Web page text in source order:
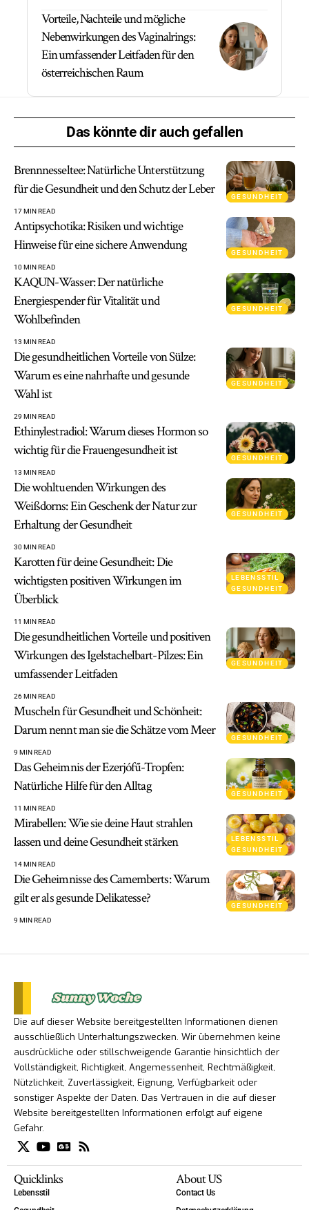
Vorteile, Nachteile und mögliche
Nebenwirkungen des Vaginalrings:
Ein umfassender Leitfaden für den
österreichischen Raum
Das könnte dir auch gefallen
GESUNDHEIT
Brennnesseltee: Natürliche Unterstützung
für die Gesundheit und den Schutz der Leber
17 MIN READ
GESUNDHEIT
Antipsychotika: Risiken und wichtige
Hinweise für eine sichere Anwendung
10 MIN READ
GESUNDHEIT
KAQUN-Wasser: Der natürliche
Energiespender für Vitalität und
Wohlbefinden
13 MIN READ
GESUNDHEIT
Die gesundheitlichen Vorteile von Sülze:
Warum es eine nahrhafte und gesunde
Wahl ist
29 MIN READ
GESUNDHEIT
Ethinylestradiol: Warum dieses Hormon so
wichtig für die Frauengesundheit ist
13 MIN READ
GESUNDHEIT
Die wohltuenden Wirkungen des
Weißdorns: Ein Geschenk der Natur zur
Erhaltung der Gesundheit
30 MIN READ
LEBENSSTIL
GESUNDHEIT
Karotten für deine Gesundheit: Die
wichtigsten positiven Wirkungen im
Überblick
11 MIN READ
GESUNDHEIT
Die gesundheitlichen Vorteile und positiven
Wirkungen des Igelstachelbart-Pilzes: Ein
umfassender Leitfaden
26 MIN READ
GESUNDHEIT
Muscheln für Gesundheit und Schönheit:
Darum nennt man sie die Schätze vom Meer
9 MIN READ
GESUNDHEIT
Das Geheimnis der Ezerjófű-Tropfen:
Natürliche Hilfe für den Alltag
11 MIN READ
LEBENSSTIL
GESUNDHEIT
Mirabellen: Wie sie deine Haut strahlen
lassen und deine Gesundheit stärken
14 MIN READ
GESUNDHEIT
Die Geheimnisse des Camemberts: Warum
gilt er als gesunde Delikatesse?
9 MIN READ
Die auf dieser Website bereitgestellten Informationen dienen
ausschließlich Unterhaltungszwecken. Wir übernehmen keine
ausdrückliche oder stillschweigende Garantie hinsichtlich der
Vollständigkeit, Richtigkeit, Angemessenheit, Rechtmäßigkeit,
Nützlichkeit, Zuverlässigkeit, Eignung, Verfügbarkeit oder
sonstiger Aspekte der Daten. Das Vertrauen in die auf dieser
Website bereitgestellten Informationen erfolgt auf eigene
Gefahr.
Quicklinks
Lebensstil
About US
Contact Us